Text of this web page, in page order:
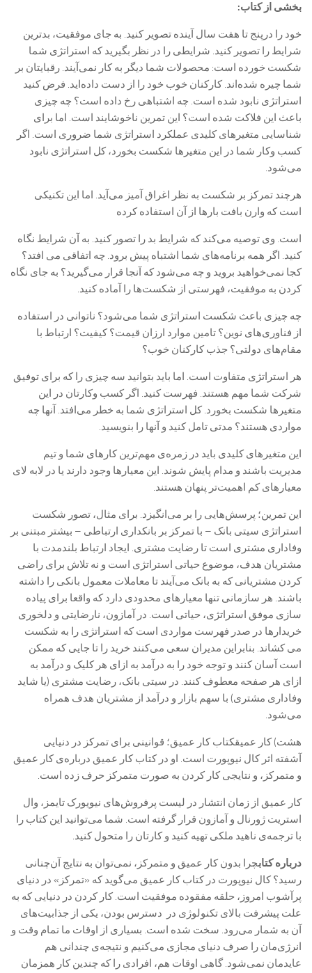
بخشی از کتاب:
خود را درپنج تا هفت سال آینده تصویر کنید. به جای موفقیت، بدترین
شرایط را تصویر کنید. شرایطی را در نظر بگیرید که استراتژی شما
شکست خورده است: محصولات شما دیگر به کار نمی‌آیند. رقبایتان بر
شما چیره شده‌اند. کارکنان خوب خود را از دست داده‌اید. فرض کنید
استراتژی نابود شده است. چه اشتباهی رخ داده است؟ چه چیزی
باعث این فلاکت شده است؟ این تمرین ناخوشایند است. اما برای
شناسایی متغیرهای کلیدی عملکرد استراتژی شما ضروری است. اگر
کسب وکار شما در این متغیرها شکست بخورد، کل استراتژی نابود
می‌شود.
هرچند تمرکز بر شکست به نظر اغراق آمیز می‌آید. اما این تکنیکی
است که وارن بافت بارها از آن استفاده کرده
است. وی توصیه می‌کند که شرایط بد را تصور کنید. به آن شرایط نگاه
کنید. اگر همه برنامه‌های شما اشتباه پیش برود. چه اتفاقی می افتد؟
کجا نمی‌خواهید بروید و چه می‌شود که آنجا قرار می‌گیرید؟ به جای نگاه
کردن به موفقیت، فهرستی از شکست‌ها را آماده کنید.
چه چیزی باعث شکست استراتژی شما می‌شود؟ ناتوانی در استفاده
از فناوری‌های نوین؟ تامین موارد ارزان قیمت؟ کیفیت؟ ارتباط با
مقام‌های دولتی؟ جذب کارکنان خوب؟
هر استراتژی متفاوت است. اما باید بتوانید سه چیزی را که برای توفیق
شرکت شما مهم هستند. فهرست کنید. اگر کسب وکارتان در این
متغیرها شکست بخورد. کل استراتژی شما به خطر می‌افتد. آنها چه
مواردی هستند؟ مدتی تامل کنید و آنها را بنویسید.
این متغیرهای کلیدی باید در زمره‌ی مهم‌ترین کارهای شما و تیم
مدیریت باشند و مدام پایش شوند. این معیارها وجود دارند یا در لابه لای
معیارهای کم اهمیت‌تر پنهان هستند.
این تمرین؛ پرسش‌هایی را بر می‌انگیزد. برای مثال، تصور شکست
استراتژی سیتی بانک – با تمرکز بر بانکداری ارتباطی – بیشتر مبتنی بر
وفاداری مشتری است تا رضایت مشتری. ایجاد ارتباط بلندمدت با
مشتریان هدف، موضوع حیاتی استراتژی است و نه تلاش برای راضی
کردن مشتریانی که به بانک می‌آیند تا معاملات معمول بانکی را داشته
باشند. هر سازمانی تنها معیارهای محدودی دارد که واقعا برای پیاده
سازی موفق استراتژی، حیاتی است. در آمازون، نارضایتی و دلخوری
خریدارها در صدر فهرست مواردی است که استراتژی را به شکست
می کشاند. بنابراین مدیران سعی می‌کنند خرید را تا جایی که ممکن
است آسان کنند و توجه خود را به درآمد به ازای هر کلیک و درآمد به
ازای هر صفحه معطوف کنند. در سیتی بانک، رضایت مشتری (یا شاید
وفاداری مشتری) با سهم بازار و درآمد از مشتریان هدف همراه
می‌شود.
هشت) کار عمیقکتاب کار عمیق؛ قوانینی برای تمرکز در دنیایی
آشفته اثر کال نیوپورت است. او در کتاب کار عمیق درباره‌ی کار عمیق
و متمرکز، و نتایجی کار کردن به صورت متمرکز حرف زده است.
کار عمیق از زمان انتشار در لیست پرفروش‌های نیویورک تایمز، وال
استریت ژورنال و آمازون قرار گرفته است. شما می‌توانید این کتاب را
با ترجمه‌ی ناهید ملکی تهیه کنید و کارتان را متحول کنید.
درباره‌ کتابچرا بدون کار عمیق و متمرکز، نمی‌توان به نتایج آن‌چنانی
رسید؟ کال نیوپورت در کتاب کار عمیق می‌گوید که «تمرکز» در دنیای
پرآشوب امروز، حلقه مفقوده موفقیت است. کار کردن در دنیایی که به
علت پیشرفت بالای تکنولوژی در دسترس بودن، یکی از جذابیت‌های
آن به شمار می‌رود. سخت شده است. بسیاری از اوقات ما تمام وقت و
انرژی‌مان را صرف دنیای مجازی می‌کنیم و نتیجه‌ی چندانی هم
عایدمان نمی‌شود. گاهی اوقات‌ هم، افرادی را که چندین کار همزمان